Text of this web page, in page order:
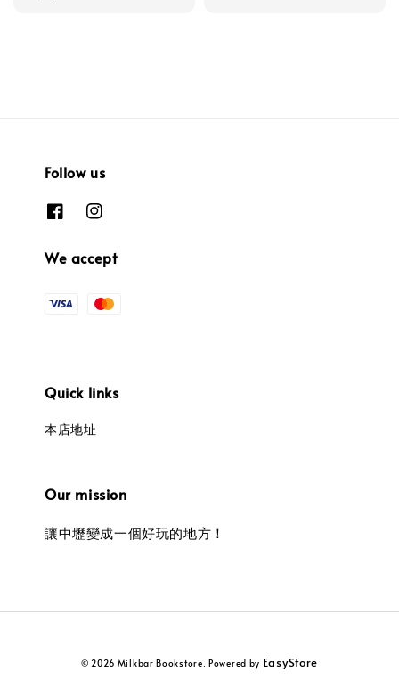
Follow us
We accept
Quick links
本店地址
Our mission
讓中壢變成一個好玩的地方！
© 2026 Milkbar Bookstore. Powered by EasyStore